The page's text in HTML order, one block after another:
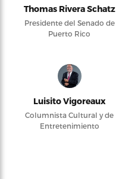
Thomas Rivera Schatz
Presidente del Senado de
Puerto Rico
Luisito Vigoreaux
Columnista Cultural y de
Entretenimiento